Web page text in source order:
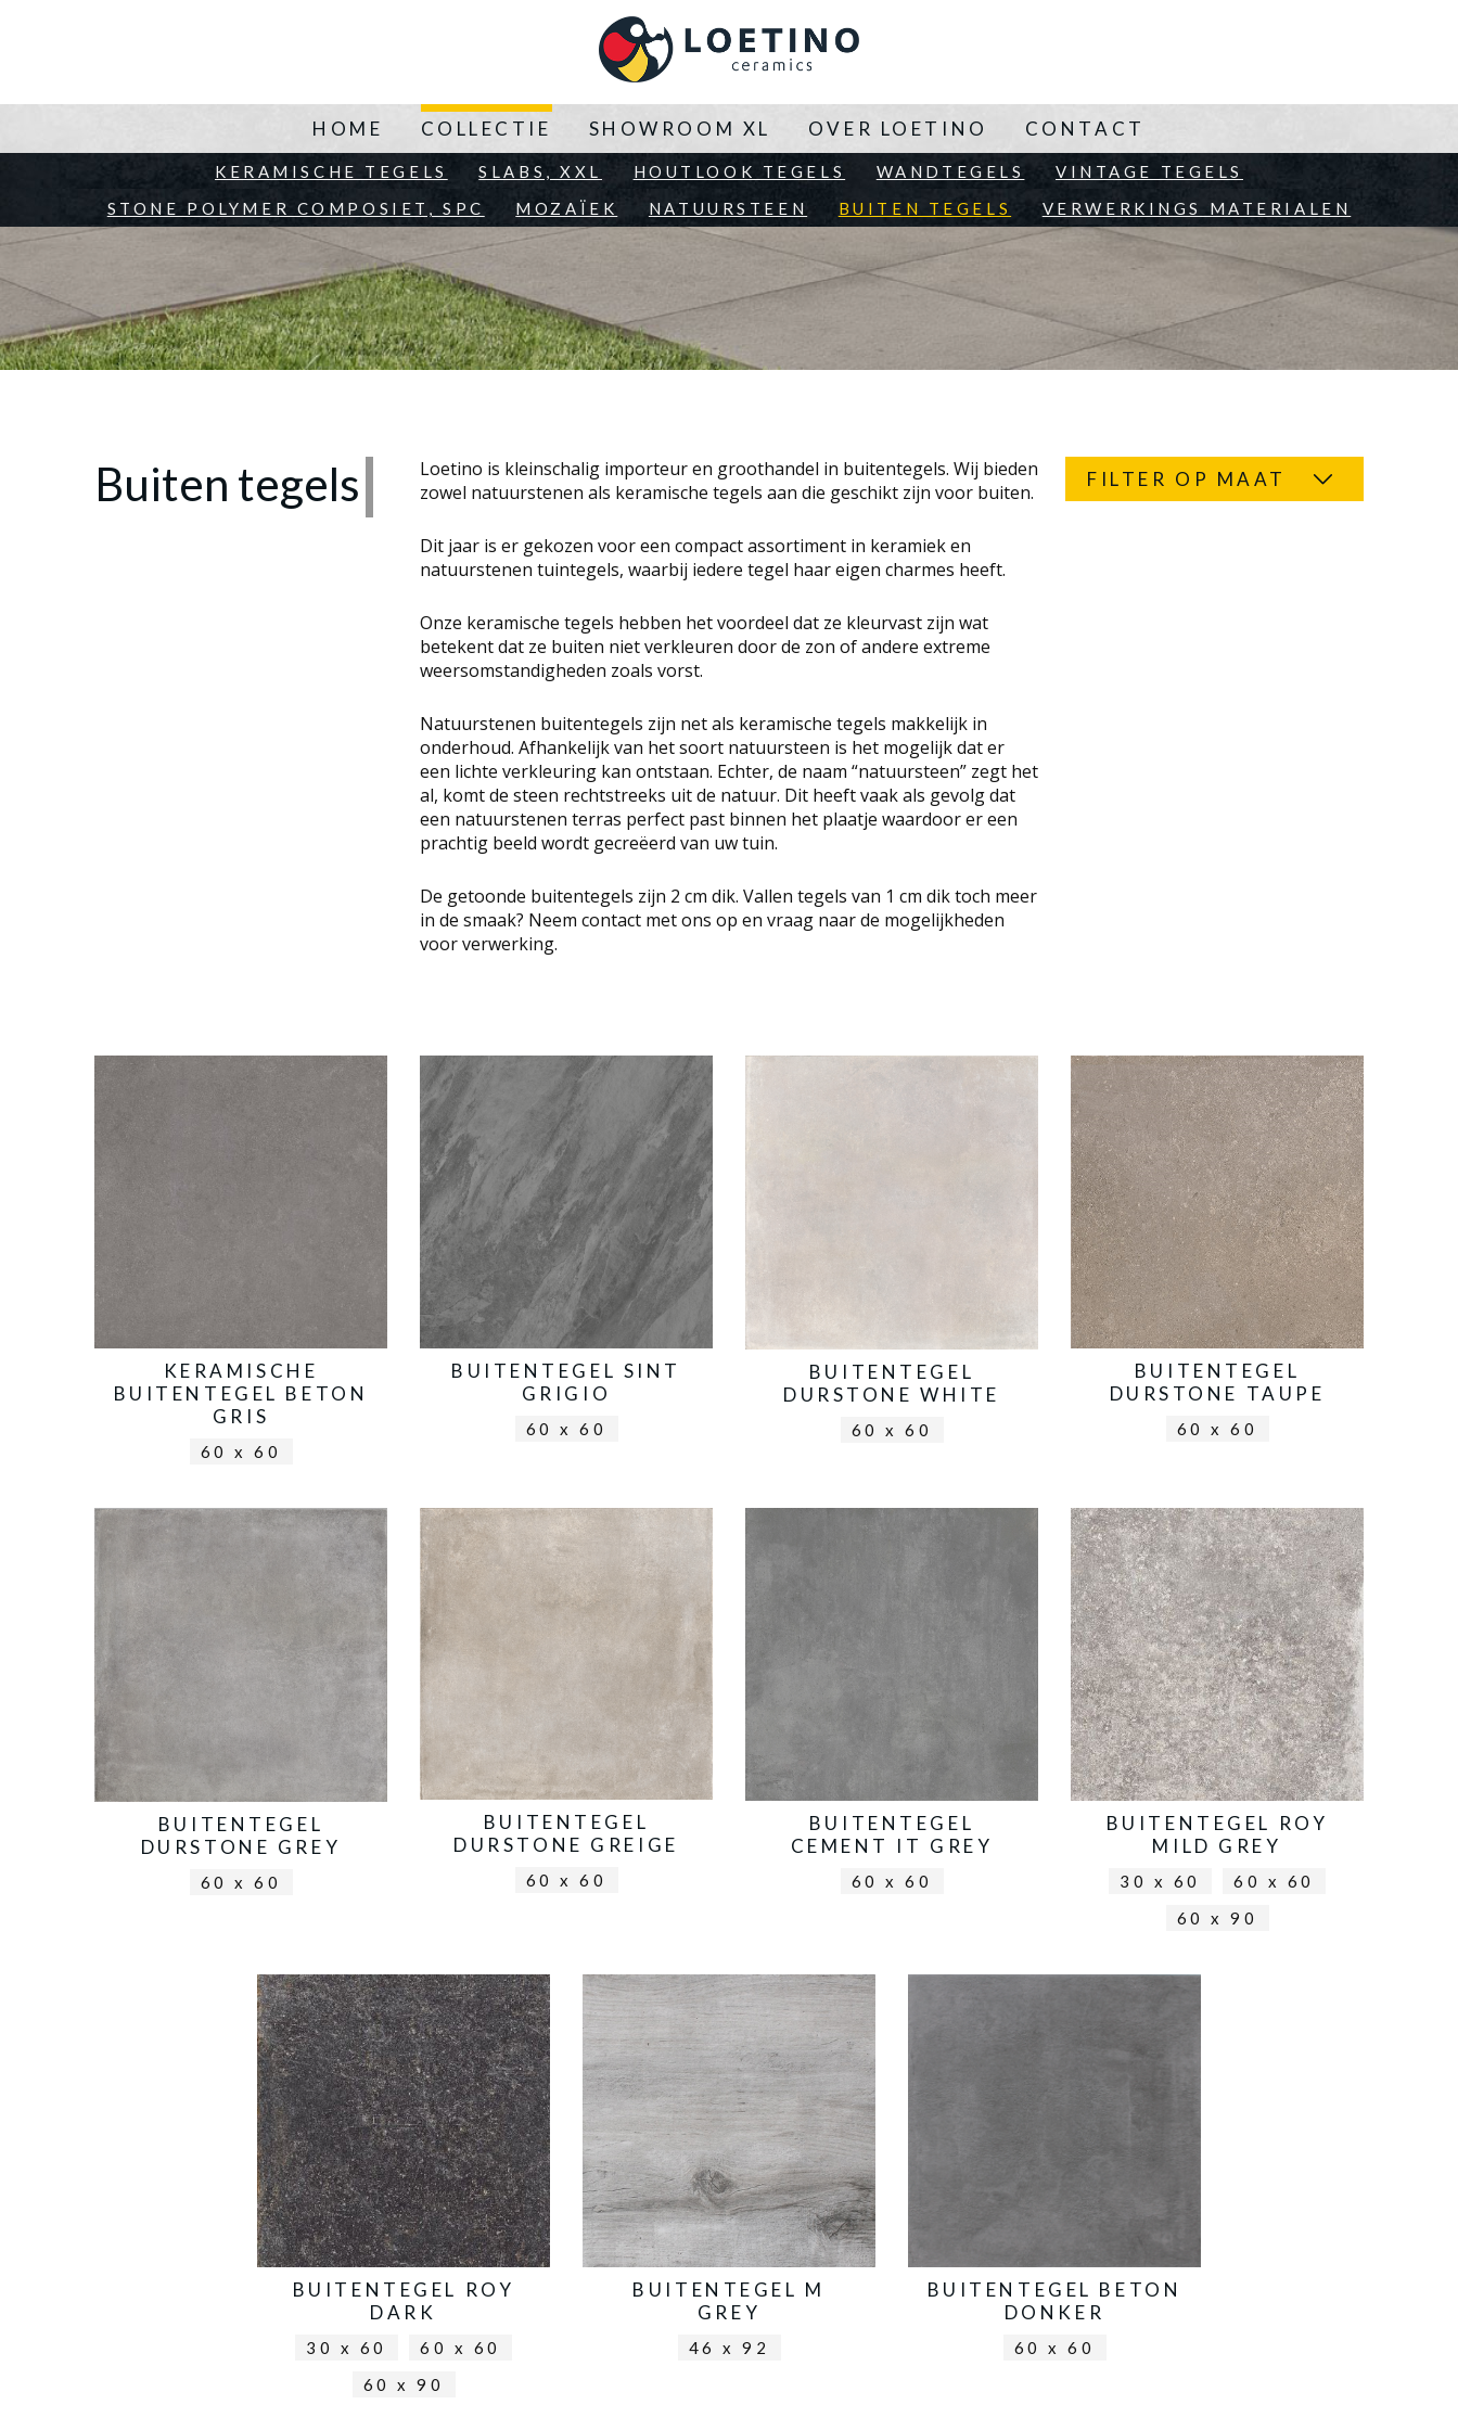
HOME COLLECTIE
KERAMISCHE TEGELS SLABS, XXL HOUTLOOK TEGELS WANDTEGELS
VINTAGE TEGELS
STONE POLYMER COMPOSIET, SPC
MOZAÏEK NATUURSTEEN BUITEN TEGELS VERWERKINGS MATERIALEN
SHOWROOM XL OVER LOETINO CONTACT
Buiten tegels
Loetino is kleinschalig importeur en groothandel in buitentegels. Wij bieden
zowel natuurstenen als keramische tegels aan die geschikt zijn voor buiten.
Dit jaar is er gekozen voor een compact assortiment in keramiek en
natuurstenen tuintegels, waarbij iedere tegel haar eigen charmes heeft.
Onze keramische tegels hebben het voordeel dat ze kleurvast zijn wat
betekent dat ze buiten niet verkleuren door de zon of andere extreme
weersomstandigheden zoals vorst.
Natuurstenen buitentegels zijn net als keramische tegels makkelijk in
onderhoud. Afhankelijk van het soort natuursteen is het mogelijk dat er
een lichte verkleuring kan ontstaan. Echter, de naam “natuursteen” zegt het
al, komt de steen rechtstreeks uit de natuur. Dit heeft vaak als gevolg dat
een natuurstenen terras perfect past binnen het plaatje waardoor er een
prachtig beeld wordt gecreëerd van uw tuin.
De getoonde buitentegels zijn 2 cm dik. Vallen tegels van 1 cm dik toch meer
in de smaak? Neem contact met ons op en vraag naar de mogelijkheden
voor verwerking.
FILTER OP MAAT
KERAMISCHE
BUITENTEGEL BETON
GRIS
60 x 60
BUITENTEGEL SINT
GRIGIO
60 x 60
BUITENTEGEL
DURSTONE WHITE
60 x 60
BUITENTEGEL
DURSTONE TAUPE
60 x 60
BUITENTEGEL
DURSTONE GREY
60 x 60
BUITENTEGEL
DURSTONE GREIGE
60 x 60
BUITENTEGEL
CEMENT IT GREY
60 x 60
BUITENTEGEL ROY
MILD GREY
30 x 60
60 x 60
60 x 90
BUITENTEGEL ROY
DARK
30 x 60
60 x 60
60 x 90
BUITENTEGEL M
GREY
46 x 92
BUITENTEGEL BETON
DONKER
60 x 60